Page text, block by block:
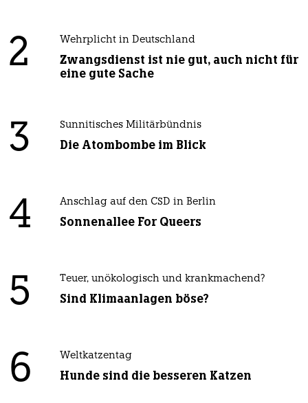
2 Wehrplicht in Deutschland
Zwangsdienst ist nie gut, auch nicht für
eine gute Sache
3 Sunnitisches Militärbündnis
Die Atombombe im Blick
4 Anschlag auf den CSD in Berlin
Sonnenallee For Queers
5 Teuer, unökologisch und krankmachend?
Sind Klimaanlagen böse?
6 Weltkatzentag
Hunde sind die besseren Katzen